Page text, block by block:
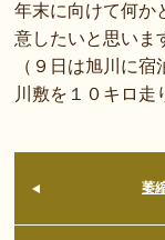
年末に向けて何か
意したいと思いま
（９日は旭川に
川敷を１０キロ走
萎